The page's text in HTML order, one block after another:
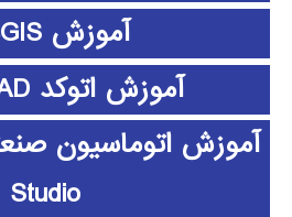
آموزش ArcGIS
آموزش اتوکد AUTOCAD
Studio